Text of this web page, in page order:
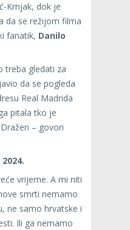
Krnjak, dok je
da se režijom filma
fanatik, Danilo
treba gledati za
da se pogleda
Real Madrida
pitala tko je
– govori
vrijeme. A mi niti
smrti nemamo
ne samo hrvatske i
Ili ga nemamo